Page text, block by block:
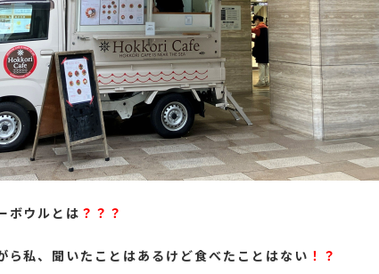
ボウルとは ？？？
ら私、聞いたことはあるけど食べたことはない ！？